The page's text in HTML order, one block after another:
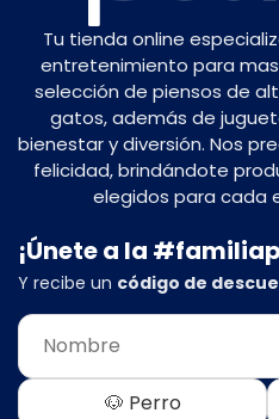
Tu tienda online
entretenimiento para
selección de piensos de
gatos, además de
bienestar y diversión. Nos
felicidad, brindándote
elegidos para cada
¡Únete a la
Y recibe un código de
🐶 Perro